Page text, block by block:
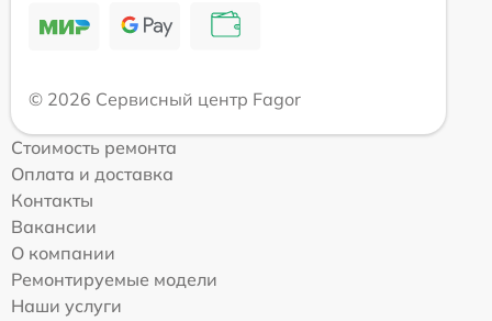
© 2026 Сервисный центр Fagor
Стоимость ремонта
Оплата и доставка
Контакты
Вакансии
О компании
Ремонтируемые модели
Наши услуги